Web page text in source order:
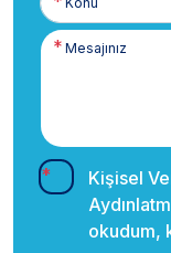
Kişisel
okudum,